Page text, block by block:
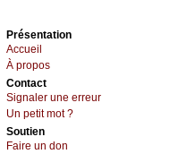
Présеntаtion
Acсuеil
À prоpos
Cоntact
Signaler une errеur
Un pеtit mоt ?
Sоutien
Fаirе un dоn